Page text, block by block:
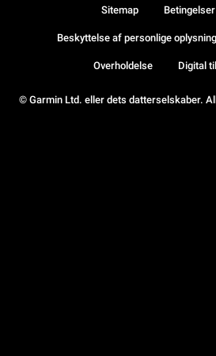
© Garmin Ltd. eller dets datterselskaber.
Sitemap
Beskyttelse af personlige
Overholdelse Digital